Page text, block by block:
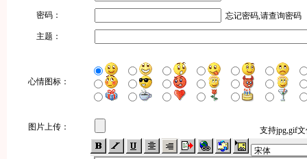
密码： 忘记密码,请查询密码
主题：
心情图标：
图片上传： 支持jpg,gif